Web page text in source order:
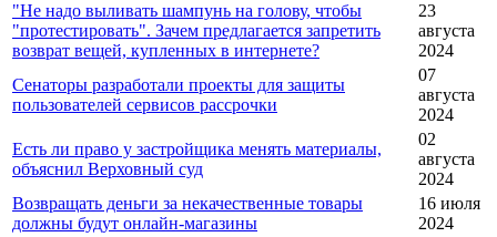
"Не надо выливать шампунь на голову, чтобы
"протестировать". Зачем предлагается запретить
возврат вещей, купленных в интернете?
23
августа
2024
Сенаторы разработали проекты для защиты
пользователей сервисов рассрочки
07
августа
2024
Есть ли право у застройщика менять материалы,
объяснил Верховный суд
02
августа
2024
Возвращать деньги за некачественные товары
должны будут онлайн-магазины
16 июля
2024